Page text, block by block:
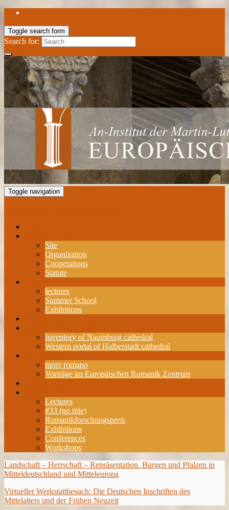
Toggle search form
Search for:
Toggle navigation
Site
Organization
Cooperations
Statute
lectures
Summer School
Exhibitions
Inventory of Naumburg cathedral
Western portal of Halberstadt cathedral
more romano
Vorträge im Europäischen Romanik Zentrum
Lectures
#33 (no title)
Romanikforschungspreis
Exhibitions
Conferences
Workshops
Landschaft – Herrschaft – Repräsentation. Burgen und Pfalzen in
Mitteldeutschland und Mitteleuropa
Virtueller Werkstattbesuch: Die Deutschen Inschriften des
Mittelalters und der Frühen Neuzeit